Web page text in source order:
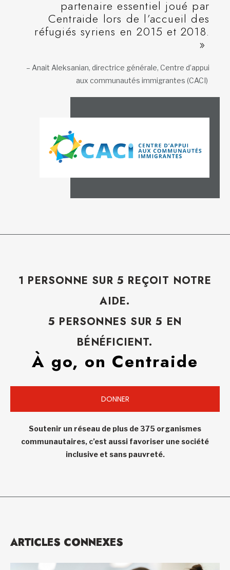
partenaire essentiel joué par
Centraide lors de l’accueil des
réfugiés syriens en 2015 et 2018.
»
– Anait Aleksanian, directrice générale, Centre d’appui
aux communautés immigrantes (CACI)
1 PERSONNE SUR 5 REÇOIT NOTRE
AIDE.
5 PERSONNES SUR 5 EN
BÉNÉFICIENT.
À go, on Centraide
DONNER
Soutenir un réseau de plus de 375 organismes
communautaires, c’est aussi favoriser une société
inclusive et sans pauvreté.
ARTICLES CONNEXES